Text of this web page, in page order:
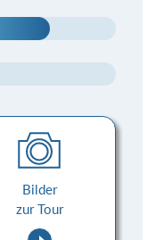
Bilder
zur Tour